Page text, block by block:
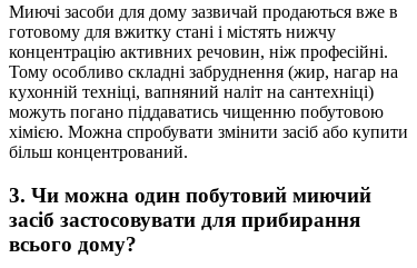
Миючі засоби для дому зазвичай продаються вже в
готовому для вжитку стані і містять нижчу
концентрацію активних речовин, ніж професійні.
Тому особливо складні забруднення (жир, нагар на
кухонній техніці, вапняний наліт на сантехніці)
можуть погано піддаватись чищенню побутовою
хімією. Можна спробувати змінити засіб або купити
більш концентрований.
3. Чи можна один побутовий миючий
засіб застосовувати для прибирання
всього дому?